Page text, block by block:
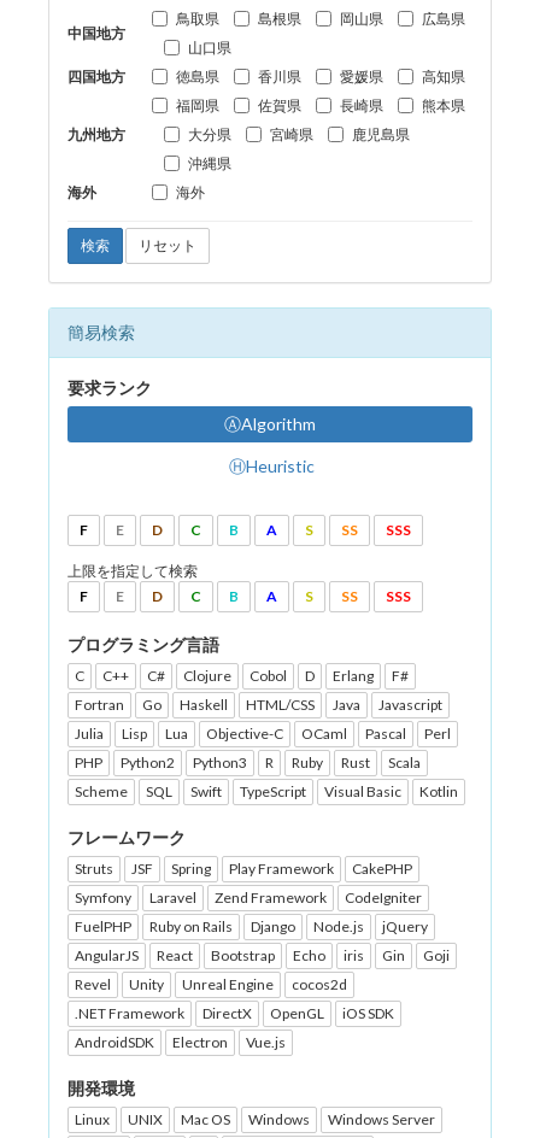
中国地方
鳥取県 島根県 岡山県
広島県
山口県
四国地方
徳島県 香川県 愛媛県 高知県
九州地方
福岡県 佐賀県 長崎県
熊本県
大分県
宮崎県
鹿児島県
沖縄県
海外
海外
検索 リセット
簡易検索
要求ランク
ⒶAlgorithm
ⒽHeuristic
F E D C B A S SS SSS
上限を指定して検索
F
E D C B A S SS SSS
プログラミング言語
C C++ C# Clojure Cobol D Erlang
F#
Fortran
Go Haskell HTML/CSS Java
Javascript
Julia
Lisp Lua Objective-C OCaml Pascal
Perl
PHP
Python2 Python3 R Ruby Rust
Scala
Scheme
SQL Swift TypeScript Visual Basic Kotlin
フレームワーク
Struts JSF Spring Play Framework
CakePHP
Symfony
Laravel Zend Framework
CodeIgniter
FuelPHP
Ruby on Rails Django Node.js
jQuery
AngularJS
React Bootstrap Echo iris Gin
Goji
Revel
Unity Unreal Engine
cocos2d
.NET Framework
DirectX OpenGL
iOS SDK
AndroidSDK
Electron Vue.js
開発環境
Linux UNIX Mac OS Windows
Windows Server